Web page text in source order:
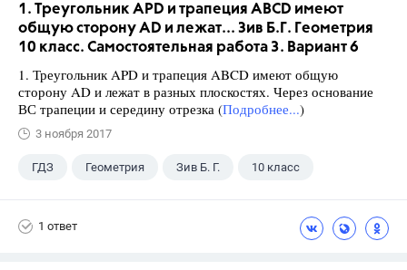
1. Треугольник APD и трапеция ABCD имеют
общую сторону AD и лежат... Зив Б.Г. Геометрия
10 класс. Самостоятельная работа 3. Вариант 6
1. Треугольник APD и трапеция ABCD имеют общую
сторону AD и лежат в разных плоскостях. Через основание
ВС трапеции и середину отрезка (Подробнее...)
3 ноября 2017
ГДЗ Геометрия Зив Б. Г. 10 класс
1 ответ